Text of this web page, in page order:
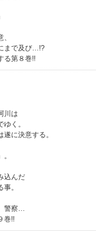
まで及び…!?
る第８巻!!
川は
く。
に決意する。
込んだ
。
警察…
巻!!